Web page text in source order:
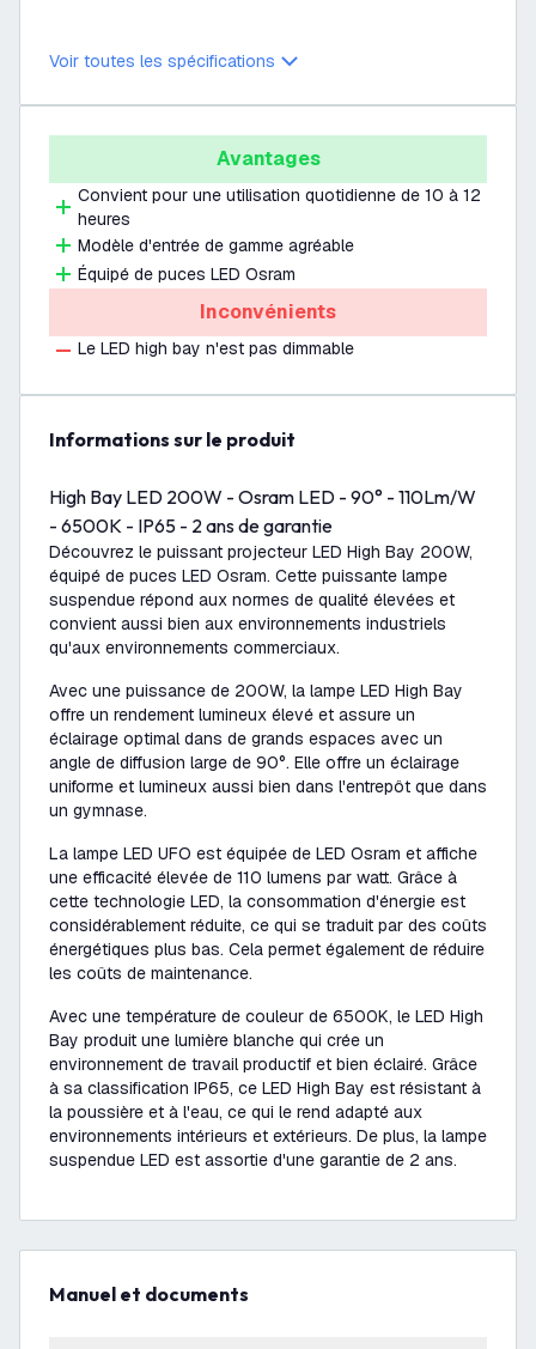
Voir toutes les spécifications
Avantages
Convient pour une utilisation quotidienne de 10 à 12
heures
Modèle d'entrée de gamme agréable
Équipé de puces LED Osram
Inconvénients
Le LED high bay n'est pas dimmable
Informations sur le produit
High Bay LED 200W - Osram LED - 90° - 110Lm/W
- 6500K - IP65 - 2 ans de garantie
Découvrez le puissant projecteur LED High Bay 200W,
équipé de puces LED Osram. Cette puissante lampe
suspendue répond aux normes de qualité élevées et
convient aussi bien aux environnements industriels
qu'aux environnements commerciaux.
Avec une puissance de 200W, la lampe LED High Bay
offre un rendement lumineux élevé et assure un
éclairage optimal dans de grands espaces avec un
angle de diffusion large de 90°. Elle offre un éclairage
uniforme et lumineux aussi bien dans l'entrepôt que dans
un gymnase.
La lampe LED UFO est équipée de LED Osram et affiche
une efficacité élevée de 110 lumens par watt. Grâce à
cette technologie LED, la consommation d'énergie est
considérablement réduite, ce qui se traduit par des coûts
énergétiques plus bas. Cela permet également de réduire
les coûts de maintenance.
Avec une température de couleur de 6500K, le LED High
Bay produit une lumière blanche qui crée un
environnement de travail productif et bien éclairé. Grâce
à sa classification IP65, ce LED High Bay est résistant à
la poussière et à l'eau, ce qui le rend adapté aux
environnements intérieurs et extérieurs. De plus, la lampe
suspendue LED est assortie d'une garantie de 2 ans.
Manuel et documents